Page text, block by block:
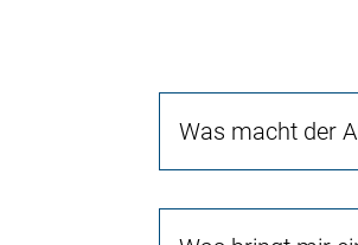
Was macht der